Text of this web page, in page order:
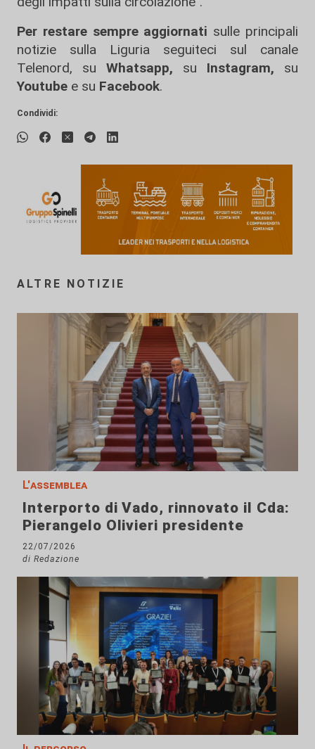
Per restare sempre aggiornati sulle principali
notizie sulla Liguria seguiteci sul canale
Telenord, su
Whatsapp, su Instagram, su
Youtube e su Facebook.
Condividi:
ALTRE NOTIZIE
L'assemblea
Interporto di Vado, rinnovato il Cda:
Pierangelo Olivieri presidente
22/07/2026
di Redazione